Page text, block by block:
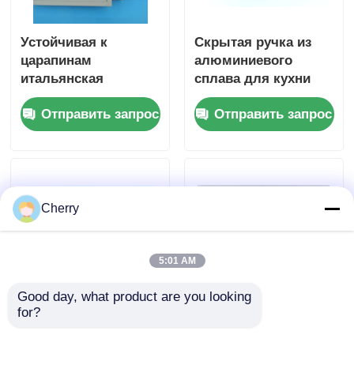
Устойчивая к
царапинам
итальянская
древесная текстура,
декоративная ПВХ-
пленка, тисненая
дверей, упаковки
Отправить запрос
Скрытая ручка из
алюминиевого
сплава для кухни
Отправить запрос
Ручка для шкафа,
Cherry
5:01 AM
Good day, what product are you looking
for?